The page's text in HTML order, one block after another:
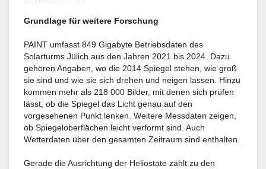
Grundlage für weitere Forschung
PAINT umfasst 849 Gigabyte Betriebsdaten des
Solarturms Jülich aus den Jahren 2021 bis 2024. Dazu
gehören Angaben, wo die 2014 Spiegel stehen, wie groß
sie sind und wie sie sich drehen und neigen lassen. Hinzu
kommen mehr als 218 000 Bilder, mit denen sich prüfen
lässt, ob die Spiegel das Licht genau auf den
vorgesehenen Punkt lenken. Weitere Messdaten zeigen,
ob Spiegeloberflächen leicht verformt sind. Auch
Wetterdaten über den gesamten Zeitraum sind enthalten.
Gerade die Ausrichtung der Heliostate zählt zu den